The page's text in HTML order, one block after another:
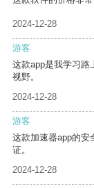
2024-12-28
游客
这款app是我学习路
视野。
2024-12-28
游客
这款加速器app的安
证。
2024-12-28